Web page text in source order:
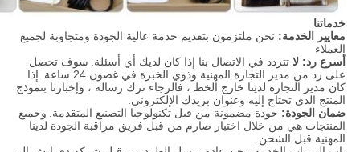
خدماتنا
معايير الخدمة: نحن ملتزمون بتقديم خدمة عالية الجودة ومتجاوبة لجميع
العملاء
أسرع رد: لاتتردد في الاتصال بنا إذا كان لديك أي أسئلة. سوف تحصل
على رد من مدير التجارة المهنية وذوي الخبرة في غضون 24 ساعة.
إذا
كان مدير التجارة لدينا خارج الخط ، فالرجاء ترك رسالة ، وإخبارنا بنموذج
المنتج الذي تحتاج إليه وعنوان بريدك الإلكتروني.
ضمان الجودة: جودة مضمونة من قبل تكنولوجيا التصنيع المتقدمة. وجميع
المنتجات هي من خلال اختبار صارم من قبل فريق مراقبة الجودة لدينا
المهنية قبل الشحن.